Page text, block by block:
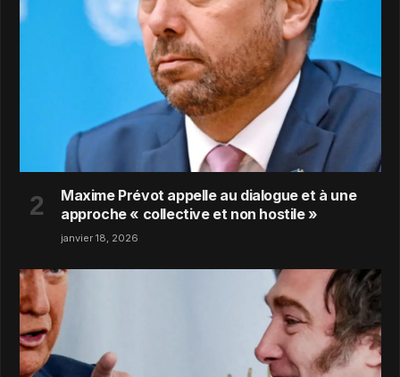
Maxime Prévot appelle au dialogue et à une
approche « collective et non hostile »
janvier 18, 2026